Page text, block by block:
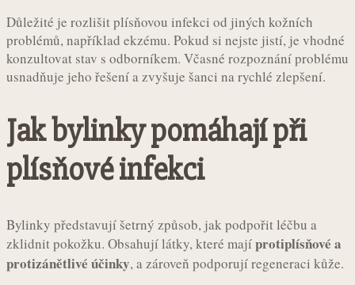
Důležité je rozlišit plísňovou infekci od jiných kožních
problémů, například ekzému. Pokud si nejste jistí, je vhodné
konzultovat stav s odborníkem. Včasné rozpoznání problému
usnadňuje jeho řešení a zvyšuje šanci na rychlé zlepšení.
Jak bylinky pomáhají při
plísňové infekci
Bylinky představují šetrný způsob, jak podpořit léčbu a
zklidnit pokožku. Obsahují látky, které majíprotiplísňové a
protizánětlivé účinky, a zároveň podporují regeneraci kůže.